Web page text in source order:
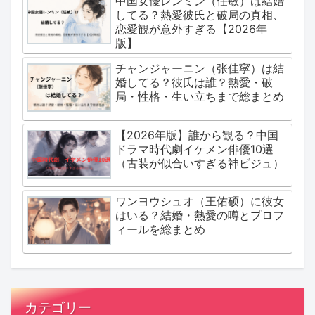
してる？熱愛彼氏と破局の真相、
恋愛観が意外すぎる【2026年
版】
チャンジャーニン（张佳寜）は結
婚してる？彼氏は誰？熱愛・破
局・性格・生い立ちまで総まとめ
【2026年版】誰から観る？中国
ドラマ時代劇イケメン俳優10選
（古装が似合いすぎる神ビジュ）
ワンヨウシュオ（王佑硕）に彼女
はいる？結婚・熱愛の噂とプロフ
ィールを総まとめ
カテゴリー